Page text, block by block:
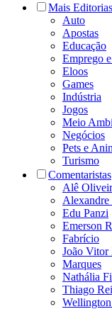
Mais Editorias
Auto
Apostas
Educação
Emprego
Eloos
Games
Indústria
Jogos
Meio
Negócios
Pets e
Turismo
Comentaristas
Alê
Alexandre
Edu Panzi
Emerson
Fabrício
João Vitor
Marques
Nathália
Thiago